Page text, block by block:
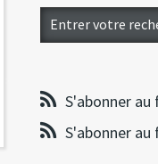
S'abonner au
S'abonner au